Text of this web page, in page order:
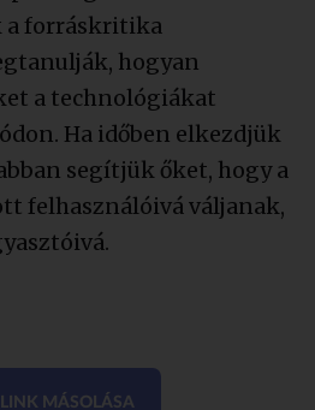
a forráskritika
hogyan
a technológiákat
Ha időben elkezdjük
segítjük őket, hogy a
felhasználóivá váljanak,
LINK MÁSOLÁSA